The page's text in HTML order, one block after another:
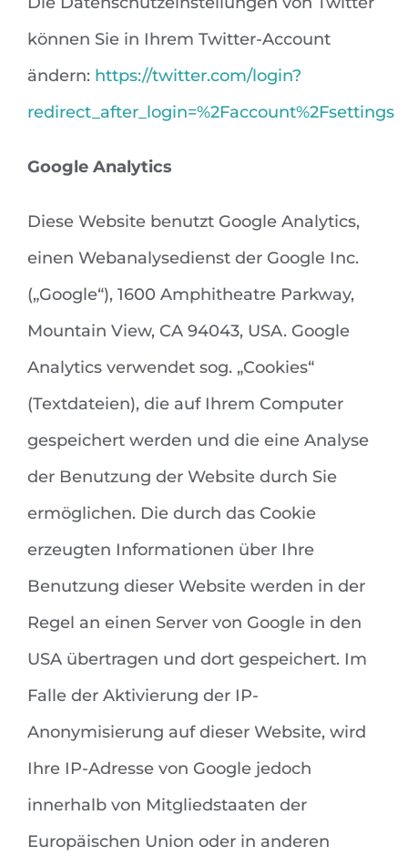
können Sie in Ihrem Twitter-Account
ändern: https://twitter.com/login?
redirect_after_login=%2Faccount%2Fsettings
Google Analytics
Diese Website benutzt Google Analytics,
einen Webanalysedienst der Google Inc.
(„Google“), 1600 Amphitheatre Parkway,
Mountain View, CA 94043, USA. Google
Analytics verwendet sog. „Cookies“
(Textdateien), die auf Ihrem Computer
gespeichert werden und die eine Analyse
der Benutzung der Website durch Sie
ermöglichen. Die durch das Cookie
erzeugten Informationen über Ihre
Benutzung dieser Website werden in der
Regel an einen Server von Google in den
USA übertragen und dort gespeichert. Im
Falle der Aktivierung der IP-
Anonymisierung auf dieser Website, wird
Ihre IP-Adresse von Google jedoch
innerhalb von Mitgliedstaaten der
Europäischen Union oder in anderen